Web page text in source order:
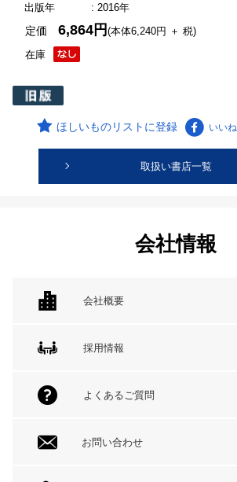
出版年
: 2016年
在庫
定価6,864円(本体6,240円 ＋ 税)
ほしいものリストに登録 いいね
取扱い書店一覧
会社情報
会社概要
採用情報
よくあるご質問
お問い合わせ